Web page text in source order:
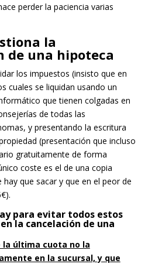
perder la paciencia varias
la
de una hipoteca
los impuestos (insisto que en
cuales se liquidan usando un
que tienen colgadas en
de todas las
y presentando la escritura
(presentación que incluso
gratuitamente de forma
coste es el de una copia
que sacar y que en el peor de
para evitar todos estos
la cancelación de una
la última cuota no la
en la sucursal, y que